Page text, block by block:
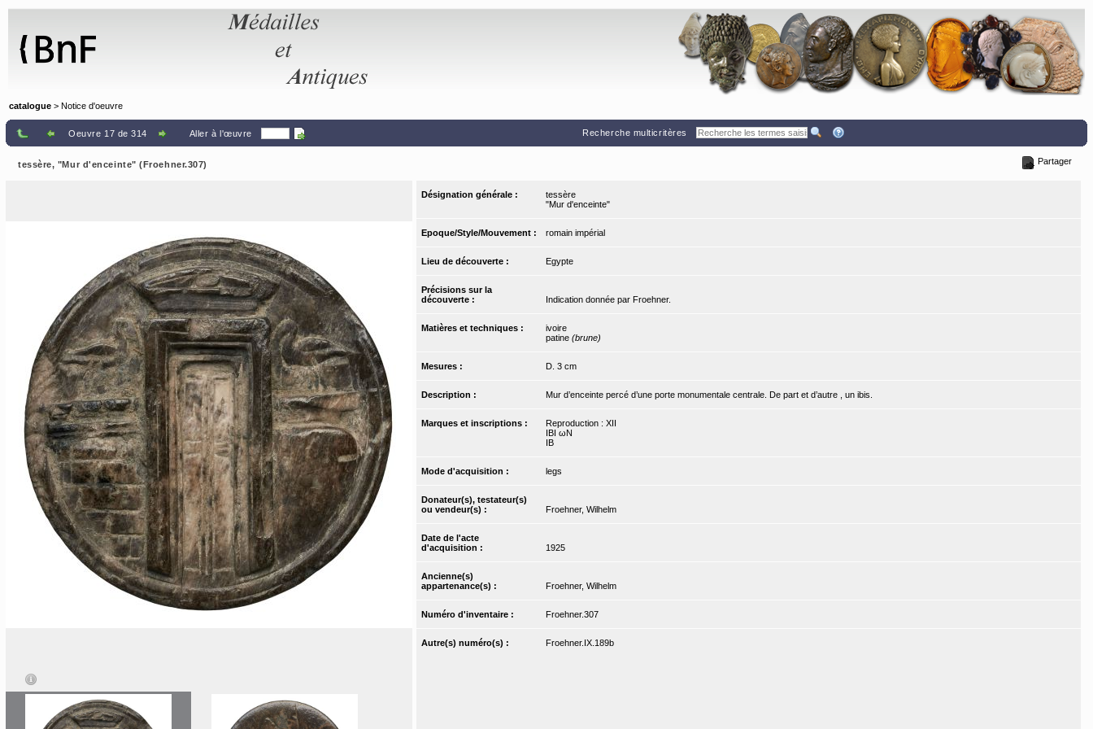
catalogue > Notice d'oeuvre
Oeuvre 17 de 314 Aller à l'œuvre Recherche multicritères
tessère, "Mur d'enceinte" (Froehner.307) Partager
Désignation générale :
tessère
"Mur d'enceinte"
Epoque/Style/Mouvement : romain impérial
Lieu de découverte : Egypte
Précisions sur la
découverte :
Indication donnée par Froehner.
Matières et techniques :
ivoire
patine (brune)
Mesures : D. 3 cm
Description : Mur d’enceinte percé d’une porte monumentale centrale. De part et d’autre , un ibis.
Marques et inscriptions :
Reproduction : XII
IBI ωN
IB
Mode d'acquisition : legs
Donateur(s), testateur(s)
ou vendeur(s) :
Froehner, Wilhelm
Date de l'acte
d'acquisition :
1925
Ancienne(s)
appartenance(s) :
Froehner, Wilhelm
Numéro d'inventaire : Froehner.307
Autre(s) numéro(s) : Froehner.IX.189b